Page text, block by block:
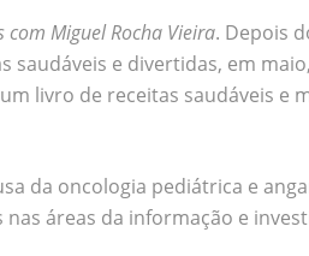
com Miguel Rocha Vieira. Depois
saudáveis e divertidas, em
livro de receitas saudáveis e
da oncologia pediátrica e
áreas da informação e